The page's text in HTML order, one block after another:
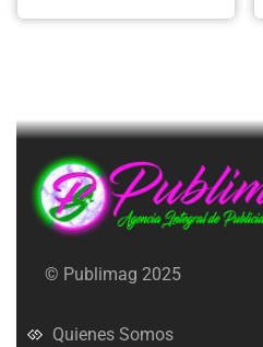
© Publimag 2025
Quienes Somos